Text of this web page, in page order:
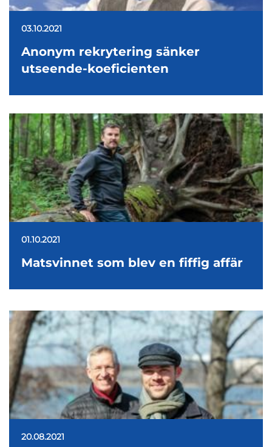
03.10.2021
Anonym rekrytering sänker
utseende-koeficienten
01.10.2021
Matsvinnet som blev en fiffig affär
20.08.2021